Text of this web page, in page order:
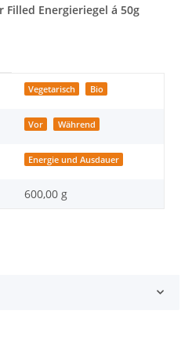
Energieriegel á 50g
Vegetarisch Bio
Vor Während
Energie und Ausdauer
600,00 g